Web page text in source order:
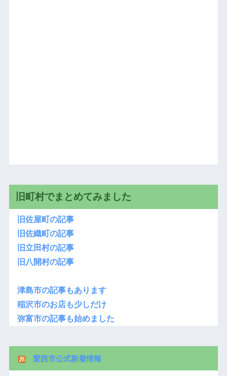
旧町村でまとめてみました
旧佐屋町の記事
旧佐織町の記事
旧立田村の記事
旧八開村の記事
津島市の記事もあります
稲沢市のお店も少しだけ
弥富市の記事も始めました
愛西市公式新着情報